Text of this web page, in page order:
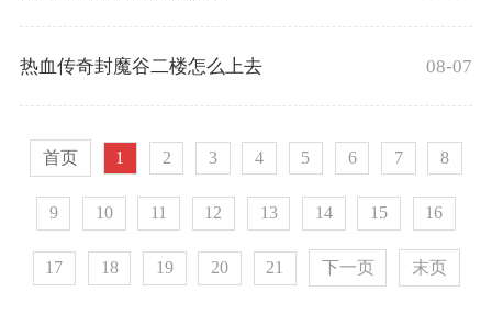
热血传奇封魔谷二楼怎么上去 08-07
首页 1 2 3 4 5 6 7 8
9 10 11 12 13 14 15 16
17 18 19 20 21 下一页 末页